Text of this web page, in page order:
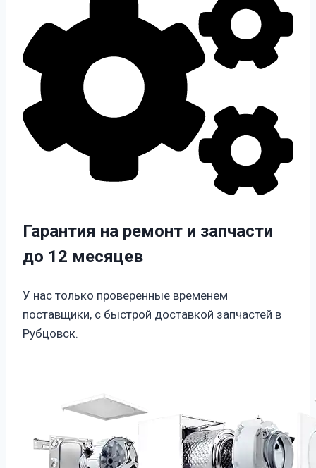
Гарантия на ремонт и запчасти
до 12 месяцев
У нас только проверенные временем
поставщики, с быстрой доставкой запчастей в
Рубцовск.